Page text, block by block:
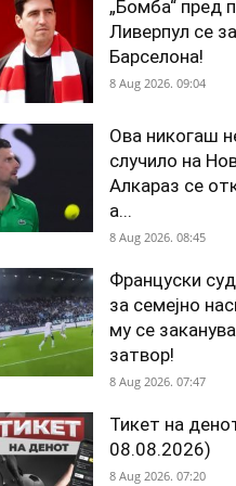
„Бомба“ пред
Ливерпул се
Барселона!
8 Aug 2026. 09:04
Ова никогаш
случило на
Алкараз се
а...
8 Aug 2026. 08:45
Француски
за семејно
му се
затвор!
8 Aug 2026. 07:47
Тикет на
08.08.2026)
8 Aug 2026. 07:20